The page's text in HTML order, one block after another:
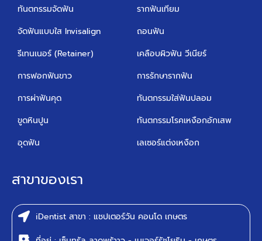
ทันตกรรมจัดฟัน
จัดฟันแบบใส Invisalign
รีเทนเนอร์ (Retainer)
การฟอกฟันขาว
การผ่าฟันคุด
ขูดหินปูน
อุดฟัน
รากฟันเทียม
ถอนฟัน
เคลือบผิวฟัน วีเนียร์
การรักษารากฟัน
ทันตกรรมใส่ฟันปลอม
ทันตกรรมโรคเหงือกอักเสพ
เลเซอร์แต่งเหงือก
สาขาของเรา
iDentist สาขา : แชปเตอร์วัน คอนโด เกษตร